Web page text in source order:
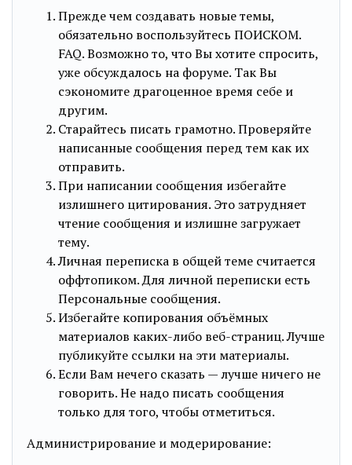
Прежде чем создавать новые темы,
обязательно воспользуйтесь ПОИСКОМ.
FAQ. Возможно то, что Вы хотите спросить,
уже обсуждалось на форуме. Так Вы
сэкономите драгоценное время себе и
другим.
Старайтесь писать грамотно. Проверяйте
написанные сообщения перед тем как их
отправить.
При написании сообщения избегайте
излишнего цитирования. Это затрудняет
чтение сообщения и излишне загружает
тему.
Личная переписка в общей теме считается
оффтопиком. Для личной переписки есть
Персональные сообщения.
Избегайте копирования объёмных
материалов каких-либо веб-страниц. Лучше
публикуйте ссылки на эти материалы.
Если Вам нечего сказать — лучше ничего не
говорить. Не надо писать сообщения
только для того, чтобы отметиться.
Администрирование и модерирование: